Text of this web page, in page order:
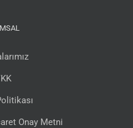
Onay Metni